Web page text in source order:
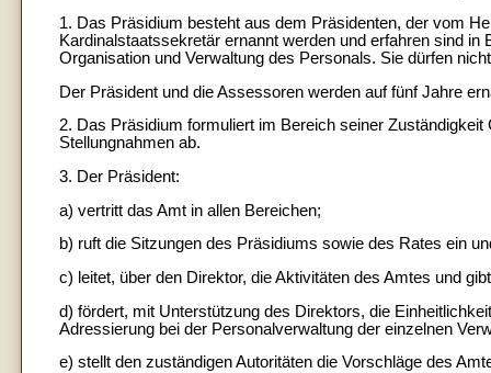
1. Das Präsidium besteht aus dem Präsidenten, der vom
Kardinalstaatssekretär ernannt werden und erfahren sind
Organisation und Verwaltung des Personals. Sie dürfen
Der Präsident und die Assessoren werden auf fünf Jahre
2. Das Präsidium formuliert im Bereich seiner
Stellungnahmen ab.
3. Der Präsident:
a) vertritt das Amt in allen Bereichen;
b) ruft die Sitzungen des Präsidiums sowie des Rates ein
c) leitet, über den Direktor, die Aktivitäten des Amtes und
d) fördert, mit Unterstützung des Direktors, die
Adressierung bei der Personalverwaltung der einzelnen
e) stellt den zuständigen Autoritäten die Vorschläge des